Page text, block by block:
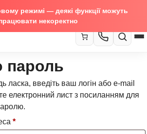
режимі — деякі функції можуть
некоректно
пароль
ласка, введіть ваш логін або e-mail
електронний лист з посиланням для
*Обов’язкове